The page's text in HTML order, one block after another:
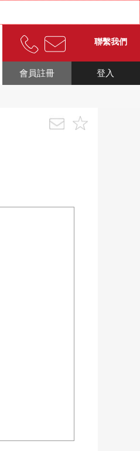
聯繫我們
登入
會員註冊